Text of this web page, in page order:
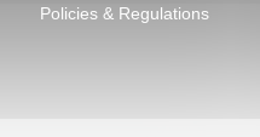
Policies & Regulations